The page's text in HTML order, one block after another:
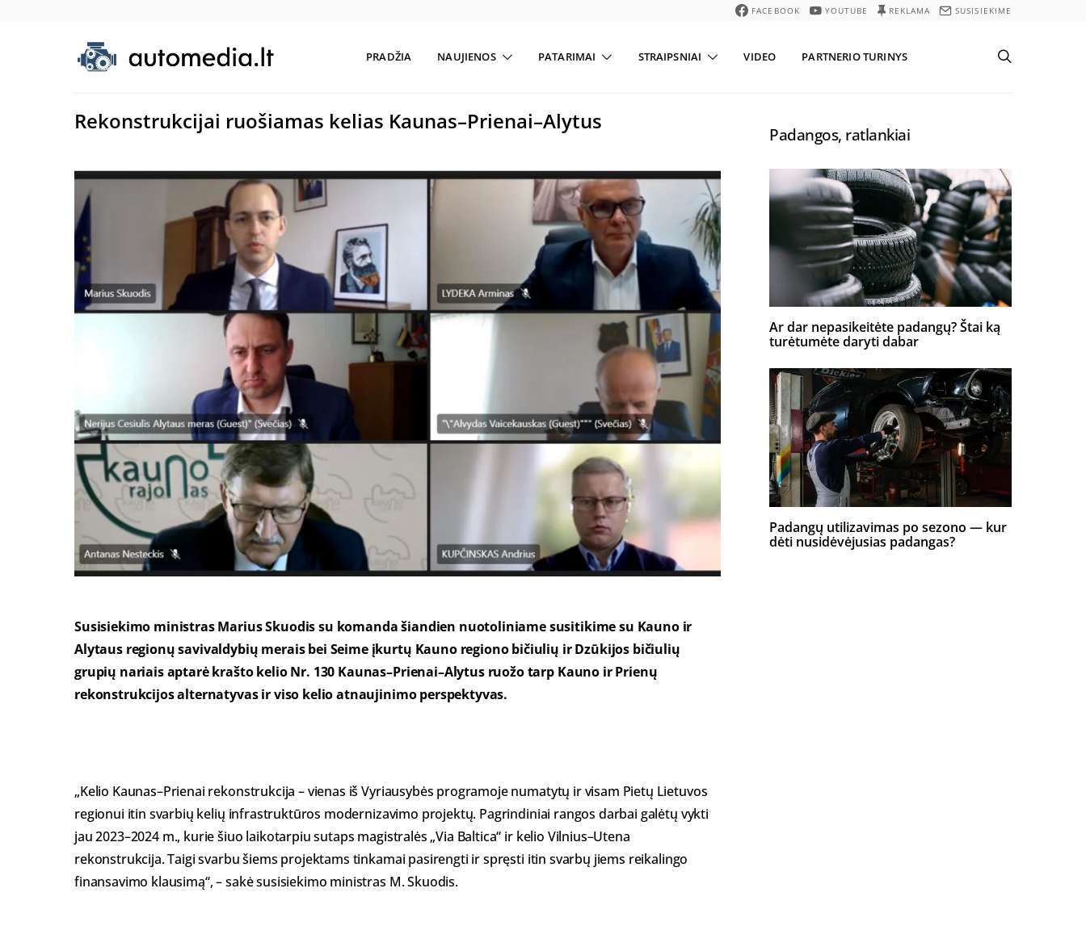
FACEBOOK YOUTUBE REKLAMA SUSISIEKIME
PRADŽIA NAUJIENOS PATARIMAI STRAIPSNIAI VIDEO PARTNERIO TURINYS
Rekonstrukcijai ruošiamas kelias Kaunas–Prienai–Alytus
Susisiekimo ministras Marius Skuodis su komanda šiandien nuotoliniame susitikime su Kauno ir
Alytaus regionų savivaldybių merais bei Seime įkurtų Kauno regiono bičiulių ir Dzūkijos bičiulių
grupių nariais aptarė krašto kelio Nr. 130 Kaunas–Prienai–Alytus ruožo tarp Kauno ir Prienų
rekonstrukcijos alternatyvas ir viso kelio atnaujinimo perspektyvas.
„Kelio Kaunas–Prienai rekonstrukcija – vienas iš Vyriausybės programoje numatytų ir visam Pietų Lietuvos
regionui itin svarbių kelių infrastruktūros modernizavimo projektų. Pagrindiniai rangos darbai galėtų vykti
jau 2023–2024 m., kurie šiuo laikotarpiu sutaps magistralės „Via Baltica“ ir kelio Vilnius–Utena
rekonstrukcija. Taigi svarbu šiems projektams tinkamai pasirengti ir spręsti itin svarbų jiems reikalingo
finansavimo klausimą“, – sakė susisiekimo ministras M. Skuodis.
Padangos, ratlankiai
Ar dar nepasikeitėte padangų? Štai ką
turėtumėte daryti dabar
Padangų utilizavimas po sezono — kur
dėti nusidėvėjusias padangas?